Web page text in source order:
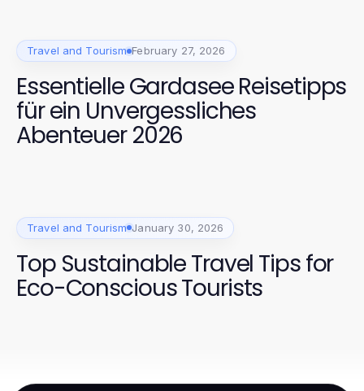
Travel and Tourism February 27, 2026
Essentielle Gardasee Reisetipps
für ein Unvergessliches
Abenteuer 2026
Travel and Tourism January 30, 2026
Top Sustainable Travel Tips for
Eco-Conscious Tourists